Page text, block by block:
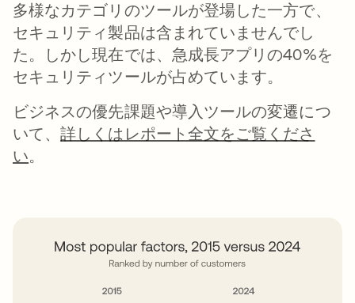
多様なカテゴリのツールが登場した一方で、
セキュリティ製品は含まれていませんでし
た。しかし現在では、急成長アプリの40%を
セキュリティツールが占めています。
ビジネスの優先課題や導入ツールの変遷につ
いて、詳しくはレポート全文をご覧くださ
い。